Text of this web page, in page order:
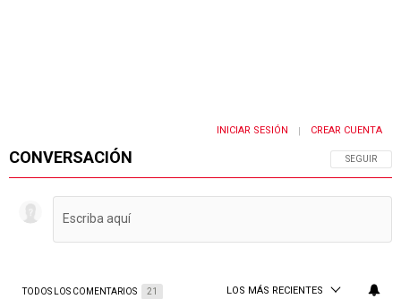
CONVERSACIÓN SIGA ESTA
SEGUIR
INICIAR SESIÓN | CREAR CUENTA
TODOS LOS COMENTARIOS 21 LOS MÁS RECIENTES